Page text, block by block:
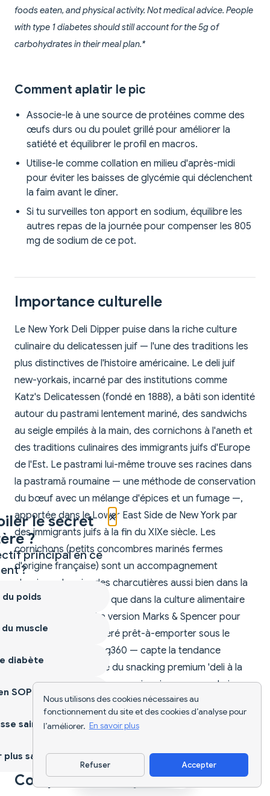
Nous utilisons des cookies nécessaires au
fonctionnement du site et des cookies d’analyse pour
l’améliorer. En savoir plus
Refuser Accepter
foods eaten, and physical activity. Not medical advice. People
with type 1 diabetes should still account for the 5g of
carbohydrates in their meal plan.*
Comment aplatir le pic
Associe-le à une source de protéines comme des
œufs durs ou du poulet grillé pour améliorer la
satiété et équilibrer le profil en macros.
Utilise-le comme collation en milieu d'après-midi
pour éviter les baisses de glycémie qui déclenchent
la faim avant le dîner.
Si tu surveilles ton apport en sodium, équilibre les
autres repas de la journée pour compenser les 805
mg de sodium de ce pot.
Importance culturelle
Le New York Deli Dipper puise dans la riche culture
culinaire du delicatessen juif — l'une des traditions les
plus distinctives de l'histoire américaine. Le deli juif
new-yorkais, incarné par des institutions comme
Katz's Delicatessen (fondé en 1888), a bâti son identité
autour du pastrami lentement mariné, des sandwichs
au seigle empilés à la main, des cornichons à l'aneth et
des traditions culinaires des immigrants juifs d'Europe
de l'Est. Le pastrami lui-même trouve ses racines dans
la pastramă roumaine — une méthode de conservation
du bœuf avec un mélange d'épices et un fumage —,
apportée dans le Lower East Side de New York par
des immigrants juifs à la fin du XIXe siècle. Les
cornichons (petits concombres marinés fermes
d'origine française) sont un accompagnement
classique des viandes charcutières aussi bien dans la
charcuterie française que dans la culture alimentaire
juive européenne. La version Marks & Spencer pour
2026 — un pot réfrigéré prêt-à-emporter sous le
positionnement Living360 — capte la tendance
britannique plus large du snacking premium 'deli à la
maison', apportant la saveur iconique new-yorkaise
aux lunch boxes et bureaux britanniques sans
nécessiter la préparation d'un sandwich.
Comparer et remplacer
Télécharger l'appli
×
le secret
?
principal en ce
?
poids
muscle
diabète
SOPK
saine
sain